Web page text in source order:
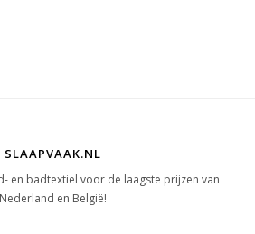
SLAAPVAAK.NL
en badtextiel voor de laagste prijzen van
Nederland en België!